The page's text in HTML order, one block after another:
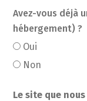
Avez-vous déjà
hébergement) ?
Oui
Non
Le site que